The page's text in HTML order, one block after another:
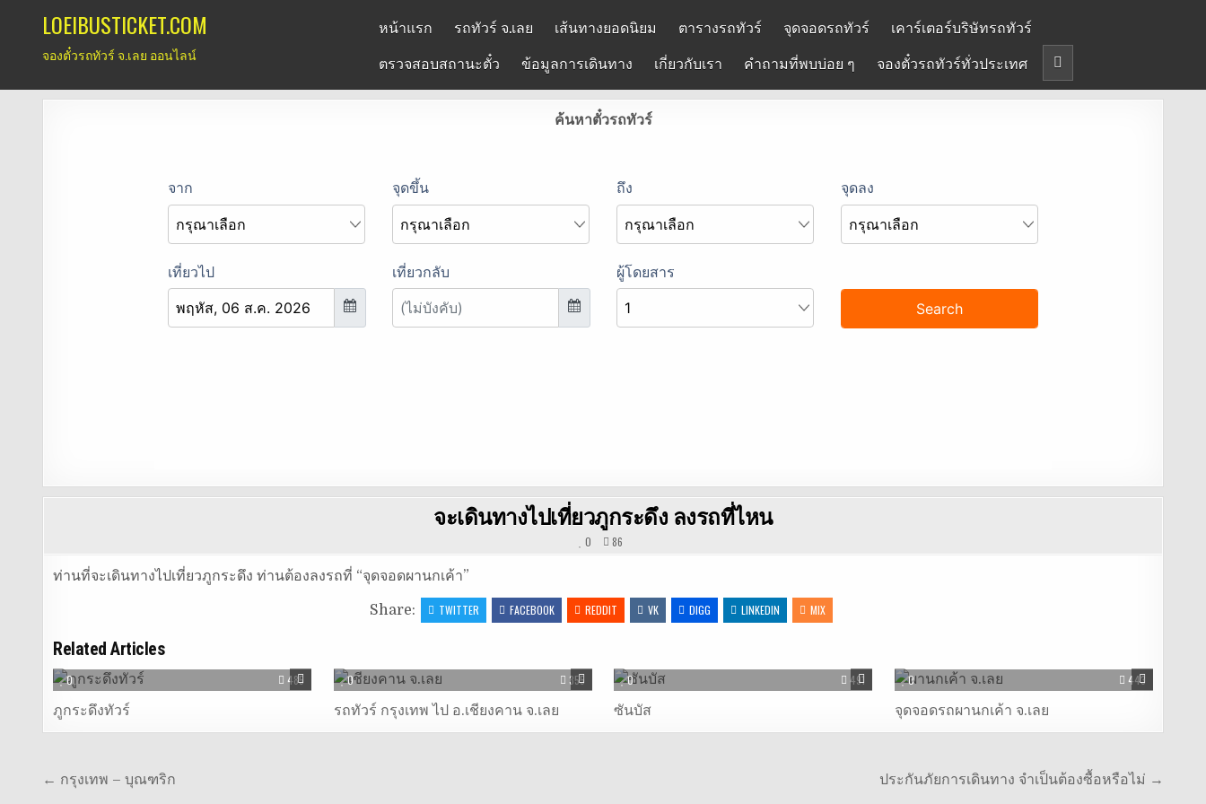
content
LOEIBUSTICKET.COM
จองตั๋วรถทัวร์ จ.เลย ออนไลน์
หน้าแรก รถทัวร์ จ.เลย เส้นทางยอดนิยม ตารางรถทัวร์ จุดจอดรถทัวร์
เคาร์เตอร์บริษัทรถทัวร์
ตรวจสอบสถานะตั๋ว
ข้อมูลการเดินทาง เกี่ยวกับเรา คำถามที่พบบ่อย ๆ จองตั๋วรถทัวร์ทั่วประเทศ
ค้นหาตั๋วรถทัวร์
จะเดินทางไปเที่ยวภูกระดึง ลงรถที่ไหน
0 86
ท่านที่จะเดินทางไปเที่ยวภูกระดึง ท่านต้องลงรถที่ “จุดจอดผานกเค้า”
Share: TWITTER FACEBOOK REDDIT VK DIGG LINKEDIN MIX
Related Articles
0 485
ภูกระดึงทัวร์
0 355
รถทัวร์ กรุงเทพ ไป อ.เชียงคาน จ.เลย
0 491
ซันบัส
0 443
จุดจอดรถผานกเค้า จ.เลย
แนะแนว ประกันภัยการเดินทาง จำเป็นต้องซื้อหรือไม่ →
← กรุงเทพ – บุณฑริก